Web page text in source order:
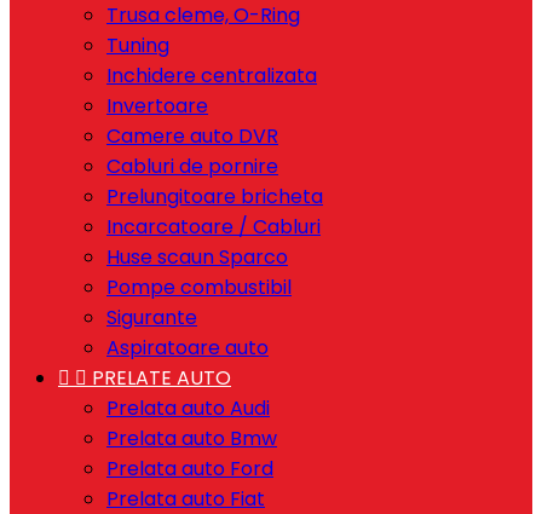
Trusa cleme, O-Ring
Tuning
Inchidere centralizata
Invertoare
Camere auto DVR
Cabluri de pornire
Prelungitoare bricheta
Incarcatoare / Cabluri
Huse scaun Sparco
Pompe combustibil
Sigurante
Aspiratoare auto
  PRELATE AUTO
Prelata auto Audi
Prelata auto Bmw
Prelata auto Ford
Prelata auto Fiat